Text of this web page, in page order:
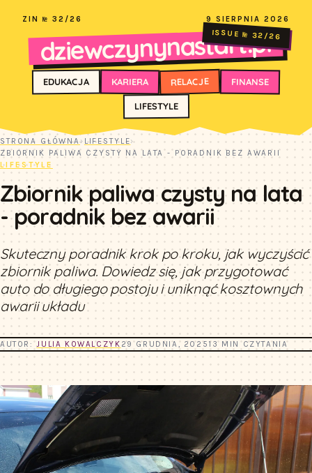
ZIN № 32/26 9 SIERPNIA 2026
dziewczynynastart.pl
ISSUE № 32/26
EDUKACJA KARIERA RELACJE FINANSE
LIFESTYLE
STRONA GŁÓWNA› LIFESTYLE›
ZBIORNIK PALIWA CZYSTY NA LATA - PORADNIK BEZ AWARII
LIFESTYLE
Zbiornik paliwa czysty na lata
- poradnik bez awarii
Skuteczny poradnik krok po kroku, jak wyczyścić
zbiornik paliwa. Dowiedz się, jak przygotować
auto do długiego postoju i uniknąć kosztownych
awarii układu
AUTOR:JULIA KOWALCZYK 29 GRUDNIA, 2025 13 MIN CZYTANIA